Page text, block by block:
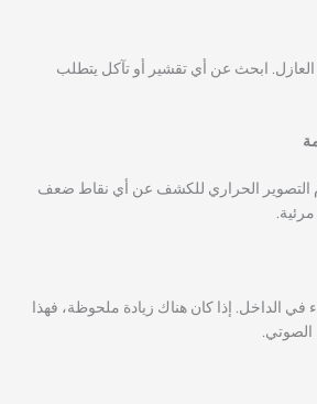
ابحث عن أي تقشير أو تآكل يتطلب
التصوير الحراري للكشف عن أي نقاط ضعف
الداخل. إذا كان هناك زيادة ملحوظة، فهذا